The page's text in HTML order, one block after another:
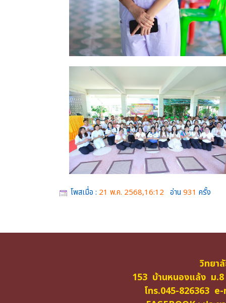
โพสเมื่อ : 21 พ.ค. 2568,16:12 อ่าน 931 ครั้ง
วิทยา
153 บ้านหนองแล้ง ม
โทร.045-826363